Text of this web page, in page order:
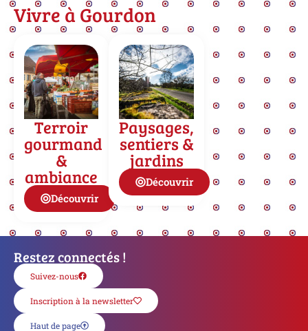
Vivre à Gourdon
Terroir
gourmand
&
ambiance
Découvrir
Paysages,
sentiers &
jardins
Découvrir
Restez connectés !
Suivez-nous
Inscription à la newsletter
Haut de page